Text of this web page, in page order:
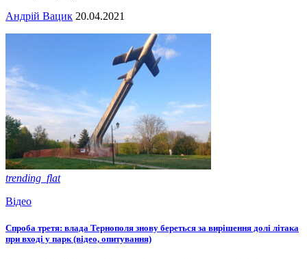
Андрій Вацик 20.04.2021
trending_flat
Відео
Спроба третя: влада Тернополя знову береться за вирішення долі літака
при вході у парк (відео, опитування)